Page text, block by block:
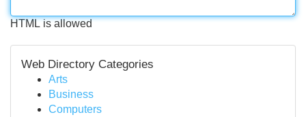
HTML is allowed
Web Directory Categories
Arts
Business
Computers